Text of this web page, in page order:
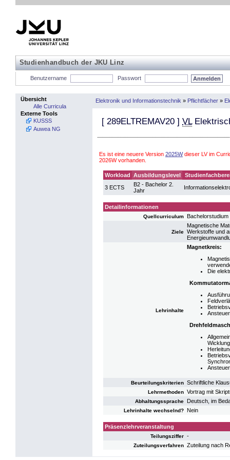
Studienhandbuch der JKU Linz
Benutzername Passwort
Übersicht
Alle Curricula
Externe Tools
KUSSS
Auwea NG
Elektronik und Informationstechnik » Pflichtfächer »
[ 289ELTREMAV20 ] VL
Es ist eine neuere Version 2025Wdieser LV im
2026W vorhanden.
Workload Ausbildungslevel
3 ECTS
B2 - Bachelor 2.
Jahr
Detailinformationen
Quellcurriculum
Ziele
Magnetische
Werkstoffe und
Lehrinhalte
Magnetkreis:
Die
Beurteilungskriterien Schriftliche
Lehrmethoden Vortrag mit
Abhaltungssprache Deutsch, im
Lehrinhalte wechselnd? Nein
Präsenzlehrveranstaltung
Teilungsziffer -
Zuteilungsverfahren Zuteilung nach